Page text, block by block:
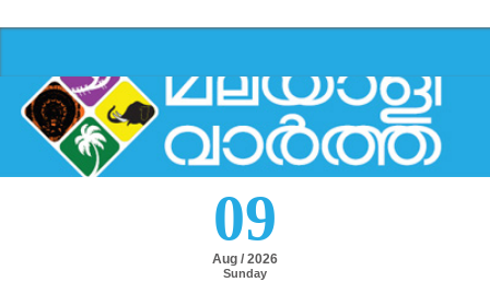
09
Aug / 2026
Sunday